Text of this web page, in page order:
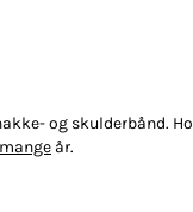
og skulderbånd.
mange år.